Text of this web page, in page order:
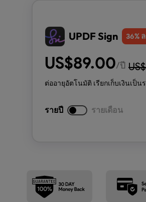
UPDF Sign 36%
US$89.00/ปี US$
ต่ออายุอัตโนมัติ เรียกเก็บเงินเป็น
รายปี รายเดือน